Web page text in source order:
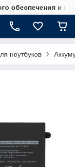
обеспечения и
ноутбуков